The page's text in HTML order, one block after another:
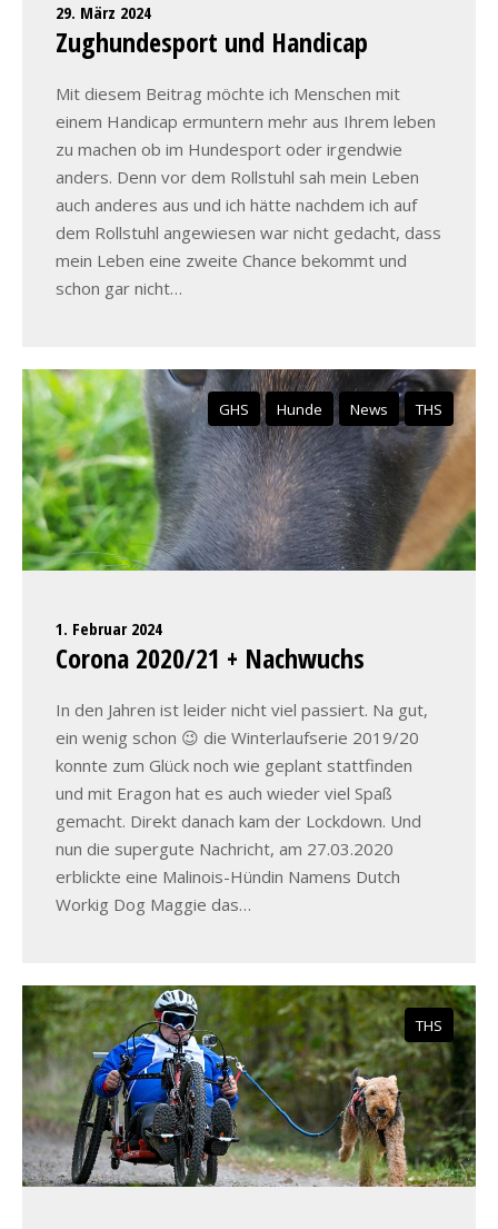
29. März 2024
Zughundesport und Handicap
Mit diesem Beitrag möchte ich Menschen mit
einem Handicap ermuntern mehr aus Ihrem leben
zu machen ob im Hundesport oder irgendwie
anders. Denn vor dem Rollstuhl sah mein Leben
auch anderes aus und ich hätte nachdem ich auf
dem Rollstuhl angewiesen war nicht gedacht, dass
mein Leben eine zweite Chance bekommt und
schon gar nicht…
GHS Hunde News THS
1. Februar 2024
Corona 2020/21 + Nachwuchs
In den Jahren ist leider nicht viel passiert. Na gut,
ein wenig schon 😉 die Winterlaufserie 2019/20
konnte zum Glück noch wie geplant stattfinden
und mit Eragon hat es auch wieder viel Spaß
gemacht. Direkt danach kam der Lockdown. Und
nun die supergute Nachricht, am 27.03.2020
erblickte eine Malinois-Hündin Namens Dutch
Workig Dog Maggie das…
THS